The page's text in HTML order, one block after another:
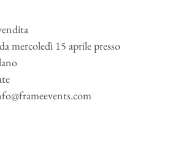
mercoledì 15 aprile presso